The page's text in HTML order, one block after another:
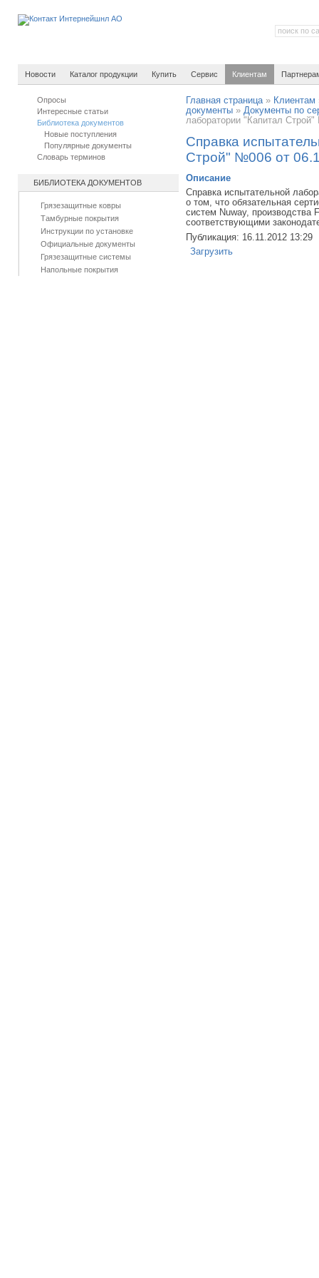
Новости Каталог продукции Купить Сервис Клиентам
Опросы
Интересные статьи
Библиотека документов
Новые поступления
Популярные документы
Словарь терминов
БИБЛИОТЕКА ДОКУМЕНТОВ
Грязезащитные ковры
Тамбурные покрытия
Инструкции по установке
Официальные документы
Грязезащитные системы
Напольные покрытия
Главная страница» Клиентам
документы »Документы по
лаборатории "Капитал
Справка
Строй" №006 от
Описание
Справка испытательной
о том, что обязательная
систем Nuway, производства
соответствующими
Публикация: 16.11.2012
Загрузить